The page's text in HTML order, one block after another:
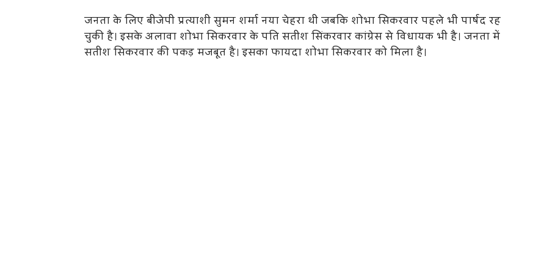
जनता के लिए बीजेपी प्रत्याशी सुमन शर्मा नया चेहरा थी जबकि शोभा सिकरवार पहले भी पार्षद रह
चुकी है। इसके अलावा शोभा सिकरवार के पति सतीश सिंकरवार कांग्रेस से विधायक भी है। जनता में
सतीश सिकरवार की पकड़ मजबूत है। इसका फायदा शोभा सिकरवार को मिला है।